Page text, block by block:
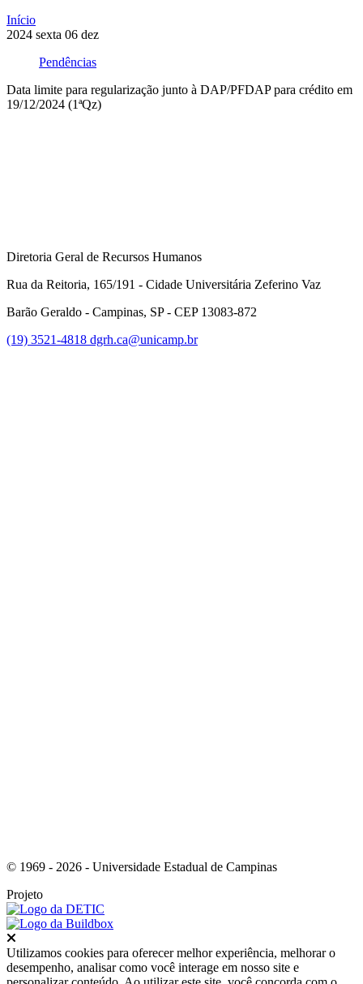
Início
2024 sexta 06 dez
Pendências
Data limite para regularização junto à DAP/PFDAP para crédito em
19/12/2024 (1ªQz)
Diretoria Geral de Recursos Humanos
Rua da Reitoria, 165/191 - Cidade Universitária Zeferino Vaz
Barão Geraldo - Campinas, SP - CEP 13083-872
(19) 3521-4818 dgrh.ca@unicamp.br
© 1969 - 2026 - Universidade Estadual de Campinas
Projeto
Utilizamos cookies para oferecer melhor experiência, melhorar o
desempenho, analisar como você interage em nosso site e